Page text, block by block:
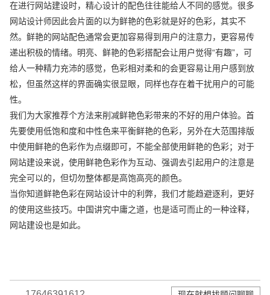
在进行网站建设时，精心设计的配色往往能给人不同的感觉。很多
网站设计师因此会片面的以为鲜艳的色彩就是好的色彩，其实不
然。鲜艳的网站配色通常会更加容易得到用户的注意力，更容易传
递出积极的情绪。明亮、鲜艳的色彩搭配会让用户觉得“有趣”，可
给人一种精力充沛的感觉，色彩相对柔和的会更容易让用户感到放
松，但虽然这样的界面确实很显眼，同样也存在着干扰用户的可能
性。
我们为大家推荐个方法来削减鲜艳色彩带来的不好的用户体验。首
先要使用低饱和度和中性色来平衡鲜艳的色彩，另外在大范围排版
中使用鲜艳的色彩作为点缀即可，不能全部使用鲜艳的色彩；对于
网站建设来说，使用鲜艳色彩作为互动、强调去引起用户的注意是
完全可以的，但切勿整体都是高饱高亮的颜色。
当你知道鲜艳色彩在网站设计中的利弊，我们才能趋避逐利，更好
的使用这些技巧。中国讲究中庸之道，也是适可而止的一种诠释，
网站建设也是如此。